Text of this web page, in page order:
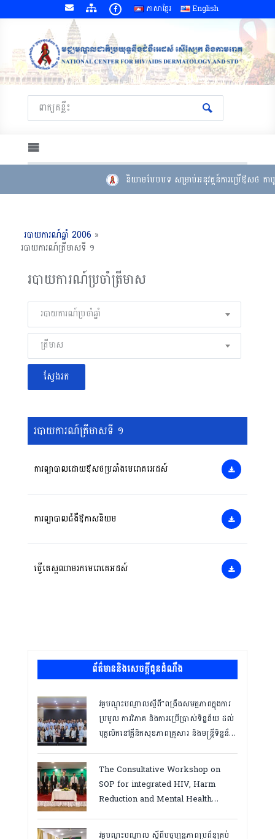
ភាសាខ្មែរ English
និយាមបែបបទ សម្រាប់អនុវត្តន៍ការប្រើឳសថ កា
របាយការណ៍ឆ្នាំ 2006 »
របាយការណ៍ត្រីមាសទី ១
របាយការណ៍ប្រចាំត្រីមាស
របាយការណ៍ប្រចាំឆ្នាំ
ត្រីមាស
របាយការណ៍ត្រីមាសទី ១
ការព្យាបាលដោយឳសថប្រឆាំងមេរោគអេដស៍
ការព្យាបាលជំងឺឳកាសនិយម
ធ្វើតេស្តឈាមរកមេរោគេអដស៍
ព័ត៌មាននិងសេចក្តីជូនដំណឹង
វគ្គបណ្ដុះបណ្ដាលស្តីពី”ពង្រឹងសមត្ថភាពក្នុងការ
ប្រមូល ការវិភាគ និងការប្រើប្រាស់ទិន្នន័យ ដល់
បុគ្គលិកនៅគ្លីនិកសុខភាពគ្រួសារ និងមន្ត្រីទិន្នន័យ
ឆ្នាំ២០២៦
The Consultative Workshop on
SOP for integrated HIV, Harm
Reduction and Mental Health
វគ្គបណ្ដុះបណ្តាល ស្តីពីបច្ចុប្បន្នភាពប្រព័ន្ធគ្រប់